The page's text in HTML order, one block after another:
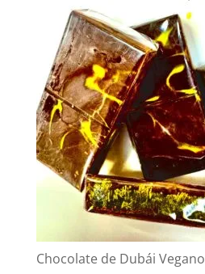
original
era:
70,00 €.
actual
es:
55,00 €.
Chocolate de Dubái